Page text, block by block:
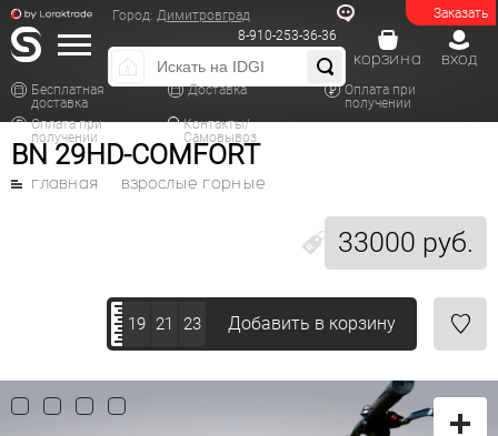
Заказать
Город: Димитровград
8-910-253-36-36
Бесплатная
доставка
Доставка
Оплата при
получении
Оплата при
получении
Контакты/
Самовывоз
вход
корзина
BN 29HD-COMFORT
33000 руб.
главная взрослые горные
19 21 23 Добавить в корзину